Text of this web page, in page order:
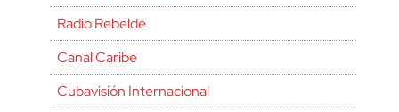
Radio Rebelde
Canal Caribe
Cubavisión Internacional